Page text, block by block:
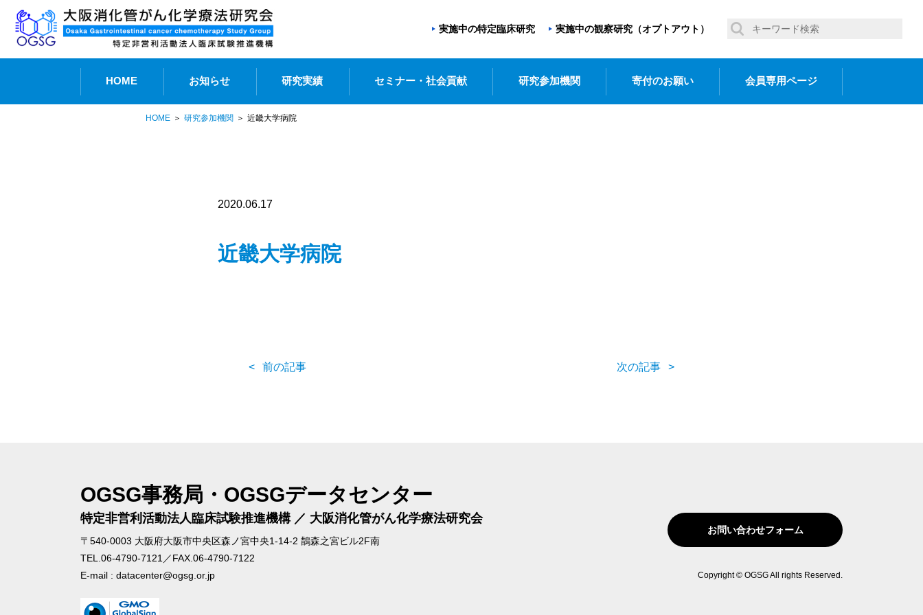
実施中の特定臨床研究 実施中の観察研究（オプトアウト）
HOME お知らせ 研究実績 セミナー・社会貢献 研究参加機関 寄付のお願い 会員専用ページ
HOME 研究参加機関 近畿大学病院
2020.06.17
近畿大学病院
前の記事 次の記事
OGSG事務局・OGSGデータセンター
特定非営利活動法人臨床試験推進機構 ／ 大阪消化管がん化学療法研究会
〒540-0003 大阪府大阪市中央区森ノ宮中央1-14-2 鵲森之宮ビル2F南
TEL.06-4790-7121／FAX.06-4790-7122
E-mail : datacenter@ogsg.or.jp
お問い合わせフォーム
Copyright © OGSG All rights Reserved.